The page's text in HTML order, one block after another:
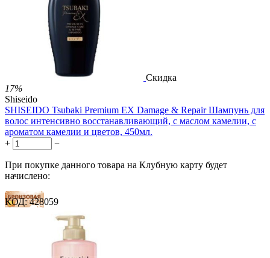
Скидка
17%
Shiseido
SHISEIDO Tsubaki Premium EX Damage & Repair Шампунь для
волос интенсивно восстанавливающий, с маслом камелии, с
ароматом камелии и цветов, 450мл.
+
−
При покупке данного товара на Клубную карту будет
начислено:
49 баллов
КОД: 428059